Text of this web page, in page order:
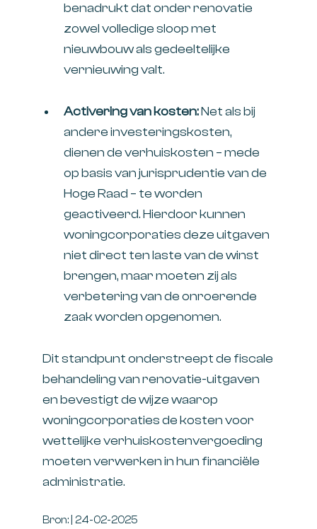
benadrukt dat onder renovatie
zowel volledige sloop met
nieuwbouw als gedeeltelijke
vernieuwing valt.
Activering van kosten:Net als bij
andere investeringskosten,
dienen de verhuiskosten – mede
op basis van jurisprudentie van de
Hoge Raad – te worden
geactiveerd. Hierdoor kunnen
woningcorporaties deze uitgaven
niet direct ten laste van de winst
brengen, maar moeten zij als
verbetering van de onroerende
zaak worden opgenomen.
Dit standpunt onderstreept de fiscale
behandeling van renovatie-uitgaven
en bevestigt de wijze waarop
woningcorporaties de kosten voor
wettelijke verhuiskostenvergoeding
moeten verwerken in hun financiële
administratie.
Bron: | 24-02-2025